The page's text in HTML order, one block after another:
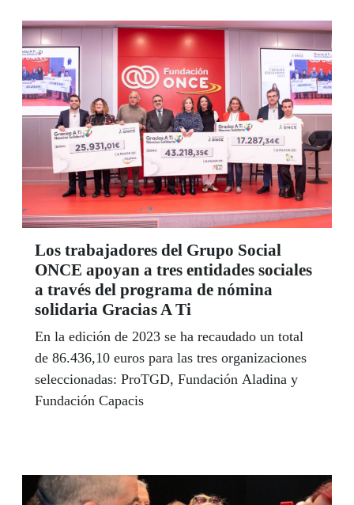
Los trabajadores del Grupo Social
ONCE apoyan a tres entidades sociales
a través del programa de nómina
solidaria Gracias A Ti
En la edición de 2023 se ha recaudado un total
de 86.436,10 euros para las tres organizaciones
seleccionadas: ProTGD, Fundación Aladina y
Fundación Capacis